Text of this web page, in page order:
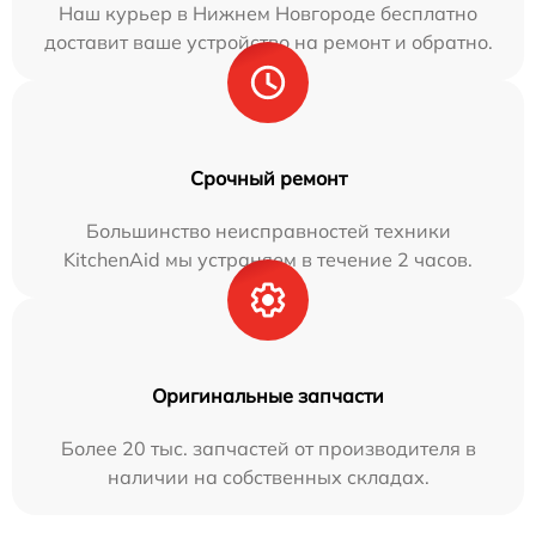
Наш курьер в Нижнем Новгороде бесплатно
доставит ваше устройство на ремонт и обратно.
Срочный ремонт
Большинство неисправностей техники
KitchenAid мы устраняем в течение 2 часов.
Оригинальные запчасти
Более 20 тыс. запчастей от производителя в
наличии на собственных складах.